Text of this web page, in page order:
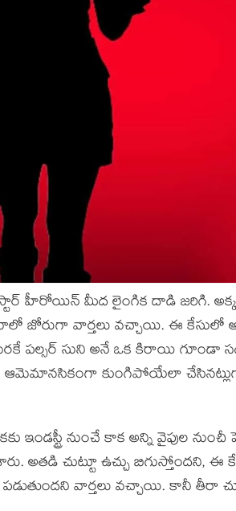
హీరోయిన్ మీద లైంగిక దాడి జ‌రిగి.
వార్త‌లు వ‌చ్చాయి. ఈ కేసులో
ప‌ల్స‌ర్ సుని అనే ఒక కిరాయి గూండా
ఆమెమాన‌సికంగా కుంగిపోయేలా
నుంచే కాక అన్ని వైపుల నుంచీ
అత‌డి చుట్టూ ఉచ్చు బిగుస్తోంద‌ని, ఈ
ప‌డుతుంద‌ని వార్త‌లు వ‌చ్చాయి. కానీ తీరా